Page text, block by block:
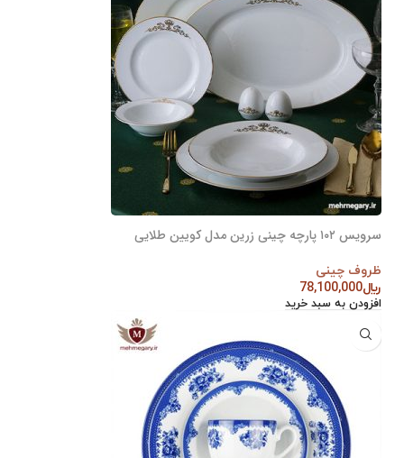
سرویس ۱۰۲ پارچه چینی زرین مدل کویین طلایی
ظروف چینی
﷼78,100,000
افزودن به سبد خرید